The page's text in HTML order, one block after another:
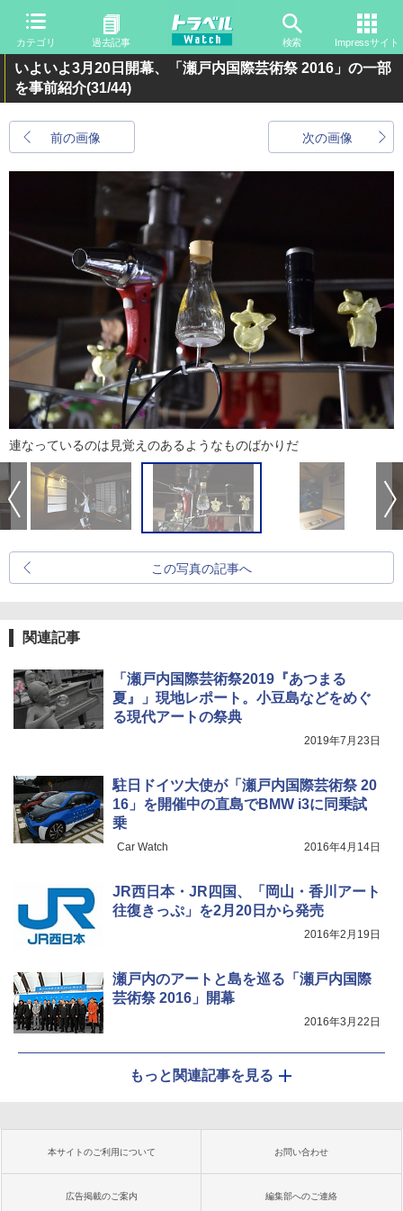
カテゴリ 過去記事 検索 Impressサイト
いよいよ3月20日開幕、「瀬戸内国際芸術祭 2016」の一部
を事前紹介(31/44)
前の画像 次の画像
連なっているのは見覚えのあるようなものばかりだ
この写真の記事へ
関連記事
「瀬戸内国際芸術祭2019『あつまる
夏』」現地レポート。小豆島などをめぐ
る現代アートの祭典
2019年7月23日
駐日ドイツ大使が「瀬戸内国際芸術祭 20
16」を開催中の直島でBMW i3に同乗試
乗
Car Watch 2016年4月14日
JR西日本・JR四国、「岡山・香川アート
往復きっぷ」を2月20日から発売
2016年2月19日
瀬戸内のアートと島を巡る「瀬戸内国際
芸術祭 2016」開幕
2016年3月22日
もっと関連記事を見る
本サイトのご利用について お問い合わせ
広告掲載のご案内 編集部へのご連絡